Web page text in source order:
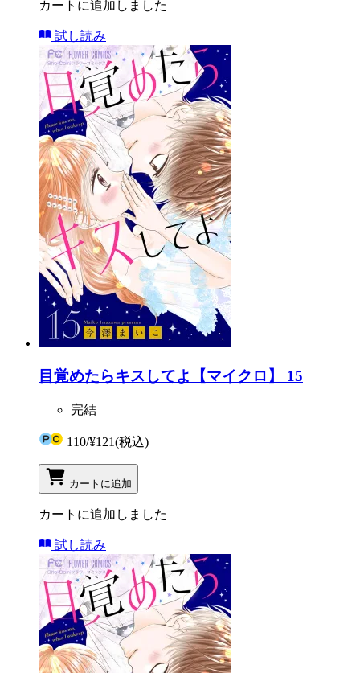
カートに追加しました
試し読み
目覚めたらキスしてよ【マイクロ】 15
完結
110/¥121(税込)
カートに追加
カートに追加しました
試し読み